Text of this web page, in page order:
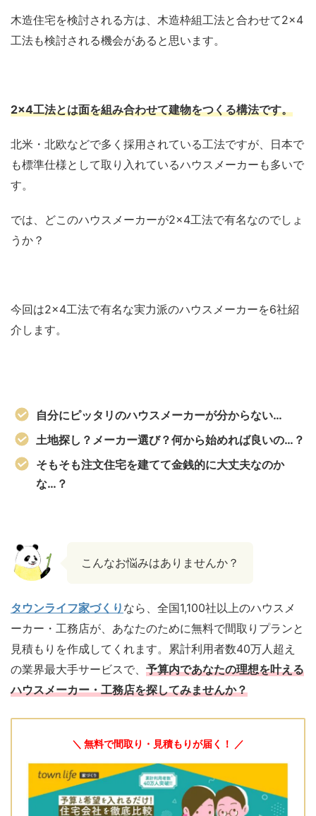
木造住宅を検討される方は、木造枠組工法と合わせて2×4
工法も検討される機会があると思います。
2×4工法とは面を組み合わせて建物をつくる構法です。
北米・北欧などで多く採用されている工法ですが、日本で
も標準仕様として取り入れているハウスメーカーも多いで
す。
では、どこのハウスメーカーが2×4工法で有名なのでしょ
うか？
今回は2×4工法で有名な実力派のハウスメーカーを6社紹
介します。
自分にピッタリのハウスメーカーが分からない…
土地探し？メーカー選び？何から始めれば良いの…？
そもそも注文住宅を建てて金銭的に大丈夫なのか
な…？
こんなお悩みはありませんか？
タウンライフ家づくり なら、全国1,100社以上のハウスメ
ーカー・工務店が、あなたのために無料で間取りプランと
見積もりを作成してくれます。累計利用者数40万人超え
の業界最大手サービスで、 予算内であなたの理想を叶える
ハウスメーカー・工務店を探してみませんか？
＼ 無料で間取り・見積もりが届く！ ／